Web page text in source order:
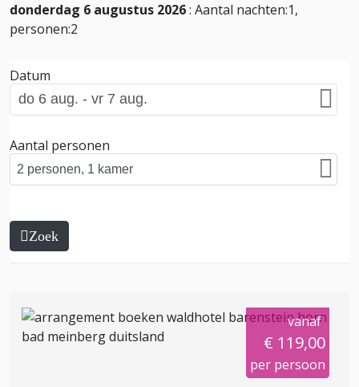
donderdag 6 augustus 2026: Aantal nachten:1,
personen:2
Datum
Aantal personen
Zoek
vanaf
€ 119,00
per persoon